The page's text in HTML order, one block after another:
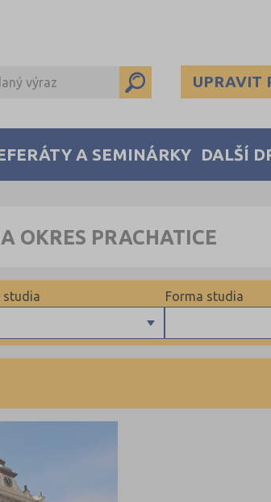
UPRAVIT
A SEMINÁRKY DALŠÍ
OKRES PRACHATICE
Forma studia
studia